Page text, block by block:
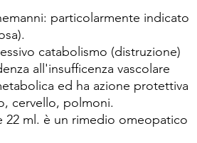
particolarmente indicato
catabolismo (distruzione)
all'insufficenza vascolare
ed ha azione protettiva
cervello, polmoni.
22 ml. è un rimedio omeopatico